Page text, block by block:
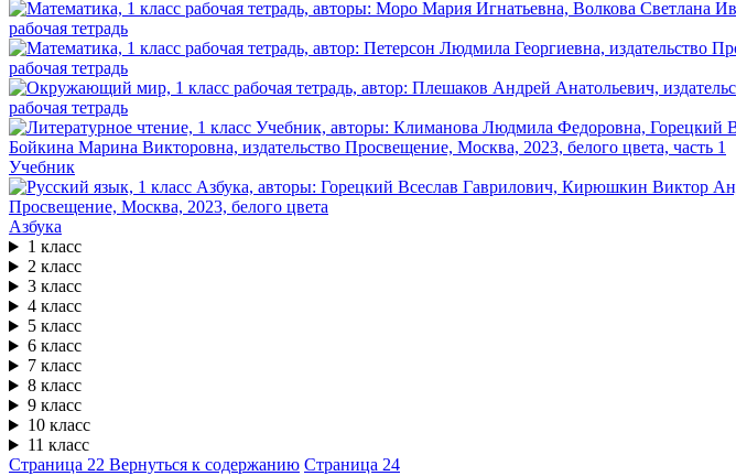
рабочая тетрадь
рабочая тетрадь
рабочая тетрадь
Учебник
Азбука
1 класс
2 класс
3 класс
4 класс
5 класс
6 класс
7 класс
8 класс
9 класс
10 класс
11 класс
Страница 22 Вернуться к содержанию Страница 24